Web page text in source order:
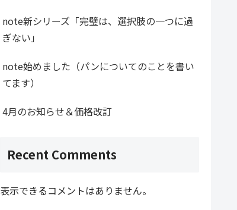
note新シリーズ「完璧は、選択肢の一つに過
ぎない」
note始めました（パンについてのことを書い
てます）
4月のお知らせ＆価格改訂
Recent Comments
表示できるコメントはありません。